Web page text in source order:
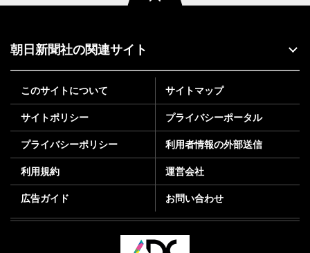
朝日新聞社の関連サイト
このサイトについて サイトマップ
サイトポリシー プライバシーポータル
プライバシーポリシー 利用者情報の外部送信
利用規約 運営会社
広告ガイド お問い合わせ